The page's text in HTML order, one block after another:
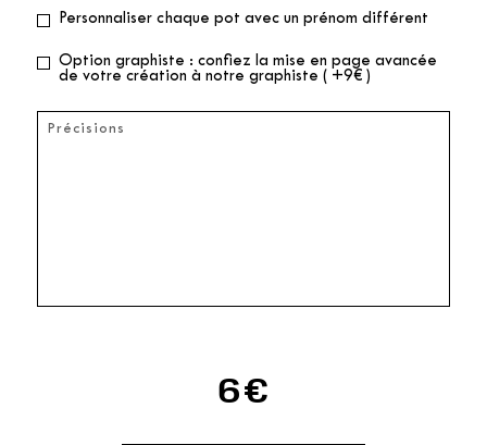
Personnaliser chaque pot avec un prénom différent
Option graphiste : confiez la mise en page avancée
de votre création à notre graphiste ( +9€ )
6€